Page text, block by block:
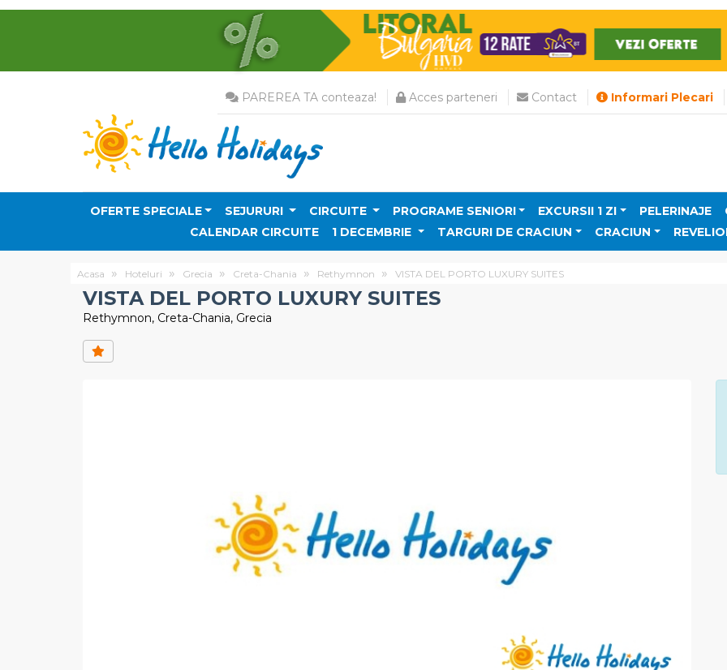
PAREREA TA conteaza! Acces parteneri Contact Informari Plecari
OFERTE SPECIALE SEJURURI CIRCUITE PROGRAME SENIORI EXCURSII 1 ZI PELERINAJE
CALENDAR CIRCUITE
1 DECEMBRIE TARGURI DE CRACIUN CRACIUN
Acasa Hoteluri Grecia Creta-Chania Rethymnon VISTA DEL PORTO LUXURY SUITES
VISTA DEL PORTO LUXURY SUITES
Rethymnon, Creta-Chania, Grecia